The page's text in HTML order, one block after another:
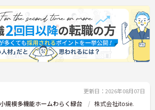
更新日：2026年08月07日
規模多機能ホームわらく緑台 株式会社itosie.